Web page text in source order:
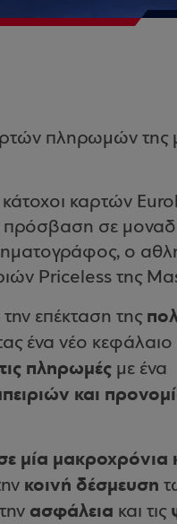
πληρωμών της
καρτών
σε
ο
Priceless της
επέκταση της
ένα νέο
πληρωμές με ένα
και
μία μακροχρόνια
κοινή δέσμευση
ασφάλεια και τις